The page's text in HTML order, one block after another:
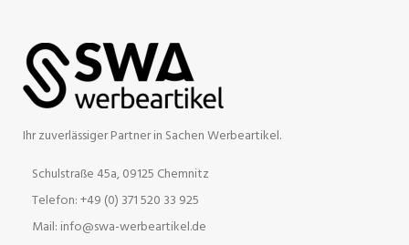
Ihr zuverlässiger Partner in Sachen Werbeartikel.
Schulstraße 45a, 09125 Chemnitz
Telefon: +49 (0) 371 520 33 925
Mail: info@swa-werbeartikel.de